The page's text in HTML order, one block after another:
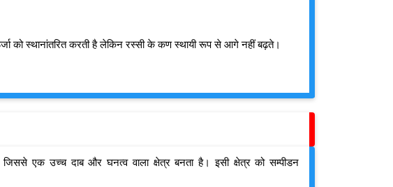
को स्थानांतरित करती है लेकिन रस्सी के कण स्थायी रूप से आगे नहीं बढ़ते।
एक उच्च दाब और घनत्व वाला क्षेत्र बनता है।इसी क्षेत्र को सम्पीडन